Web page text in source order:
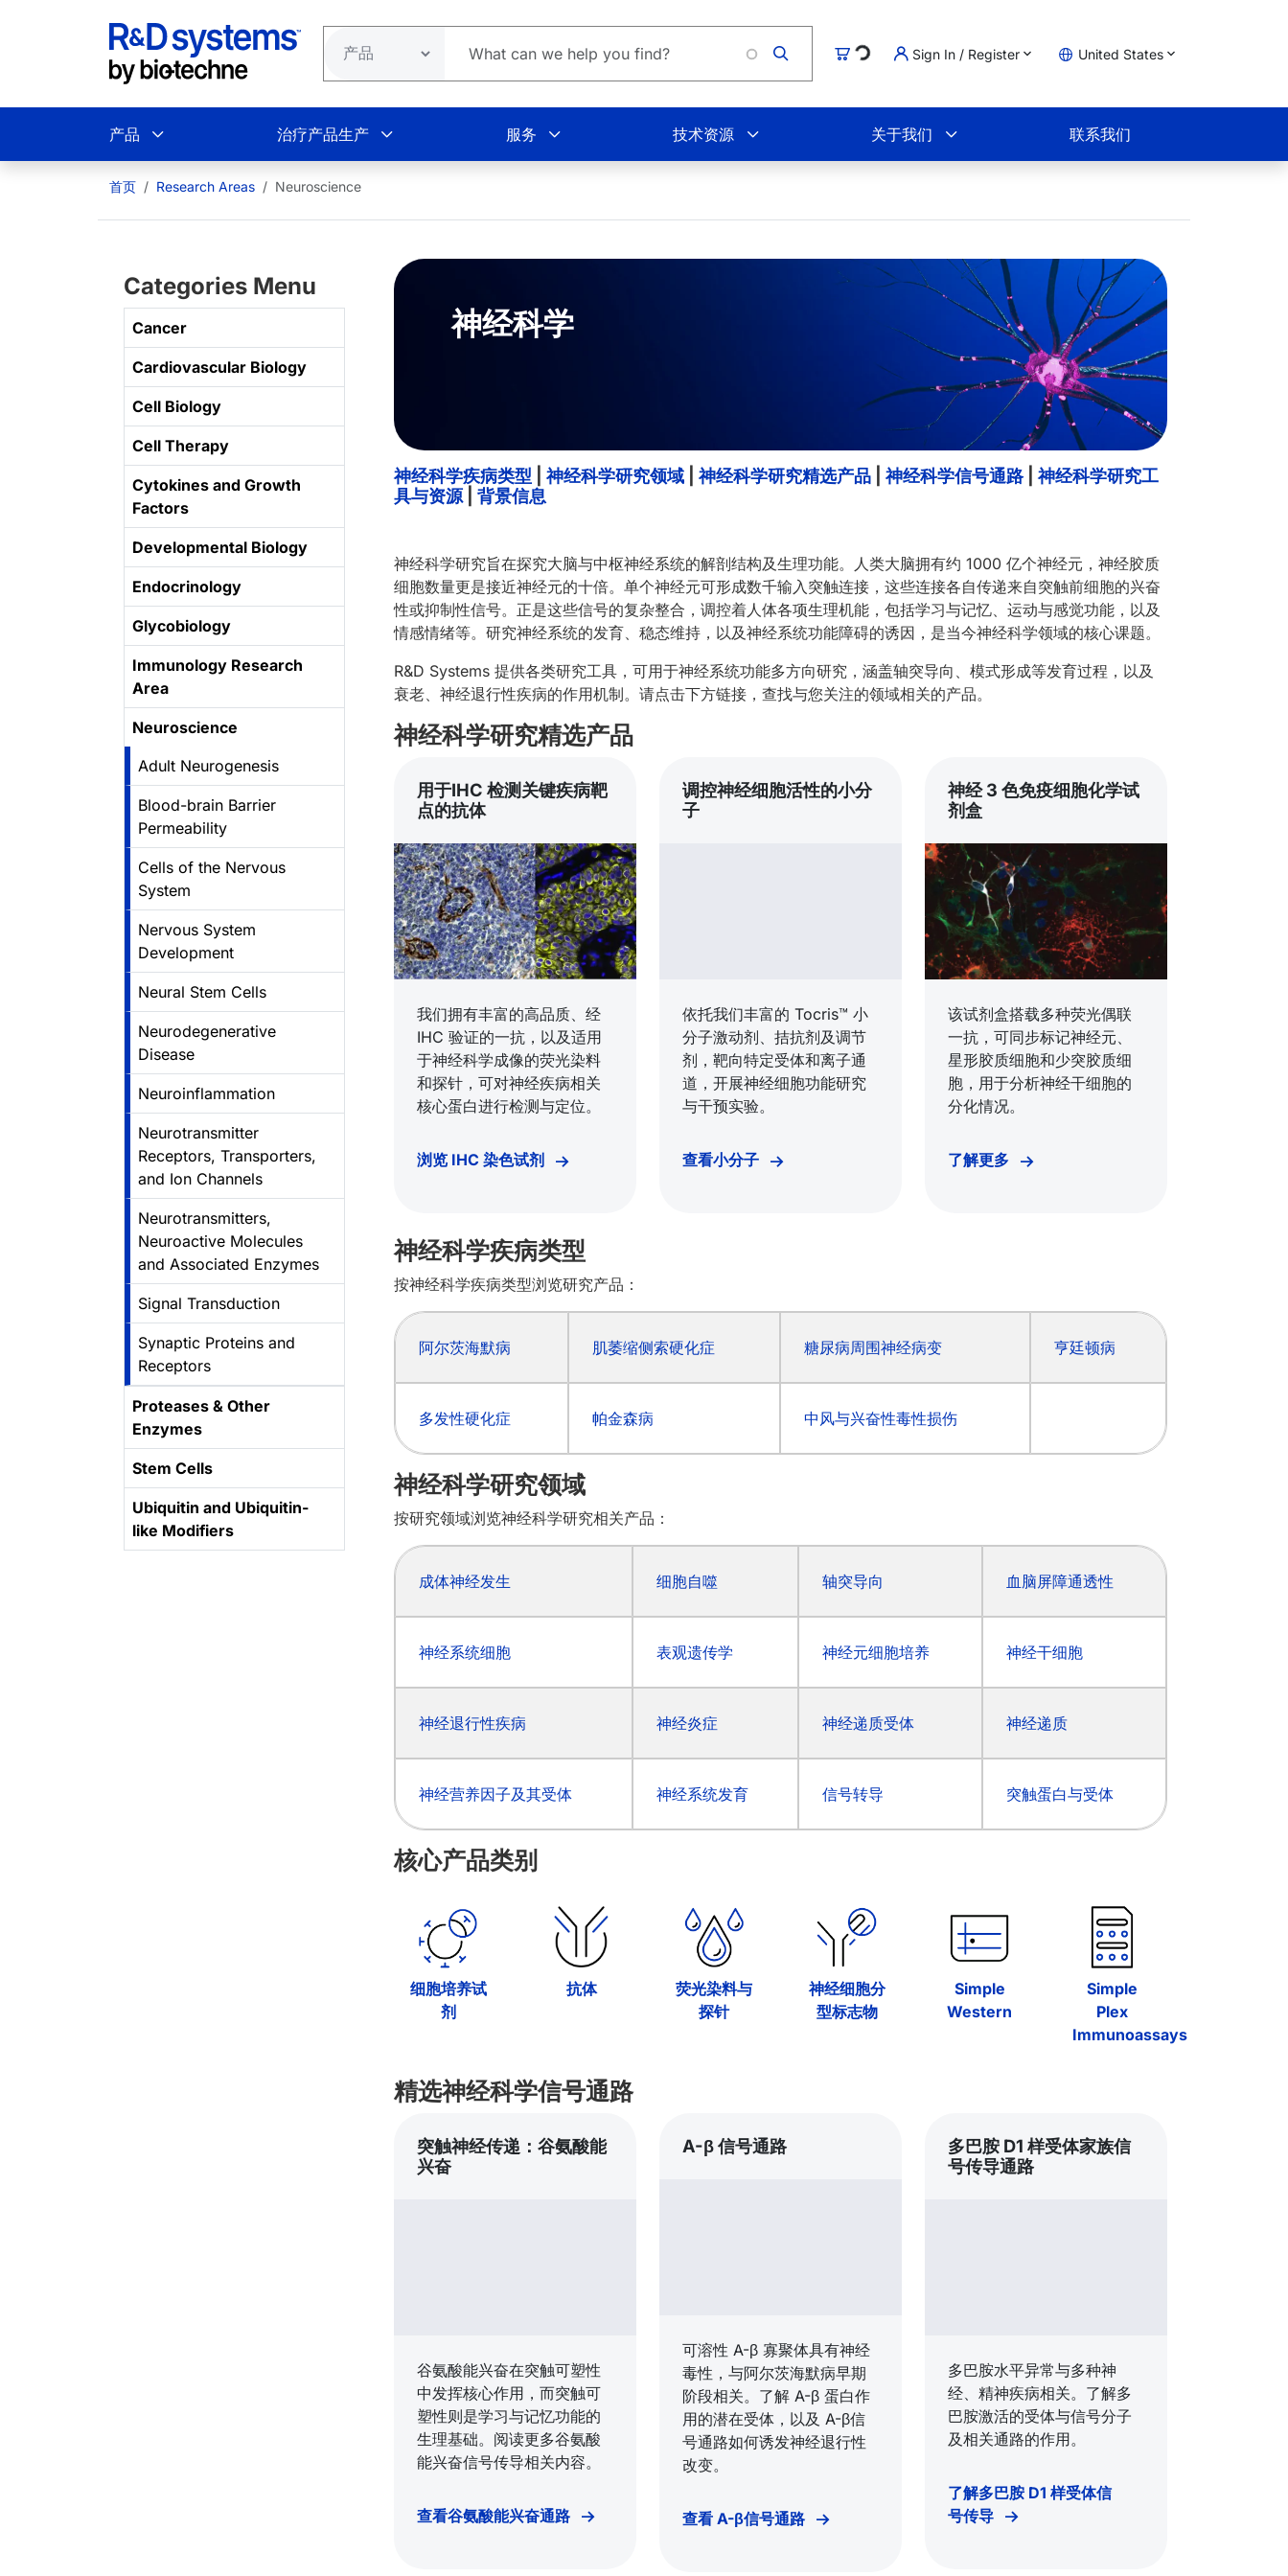
购物车
Loading... Sign In / Register United States
产品 治疗产品生产 服务 技术资源 关于我们 联系我们
首页 Research Areas Neuroscience
Categories Menu
Cancer
Cardiovascular Biology
Cell Biology
Cell Therapy
Cytokines and Growth
Factors
Developmental Biology
Endocrinology
Glycobiology
Immunology Research
Area
Neuroscience
Adult Neurogenesis
Blood-brain Barrier
Permeability
Cells of the Nervous
System
Nervous System
Development
Neural Stem Cells
Neurodegenerative
Disease
Neuroinflammation
Neurotransmitter
Receptors, Transporters,
and Ion Channels
Neurotransmitters,
Neuroactive Molecules
and Associated Enzymes
Signal Transduction
Synaptic Proteins and
Receptors
Proteases & Other
Enzymes
Stem Cells
Ubiquitin and Ubiquitin-
like Modifiers
神经科学
神经科学疾病类型 神经科学研究领域 神经科学研究精选产品 神经科学信号通路| 神经科学研究工
具与资源
背景信息
神经科学研究旨在探究大脑与中枢神经系统的解剖结构及生理功能。人类大脑拥有约 1000 亿个神经元，神经胶质
细胞数量更是接近神经元的十倍。单个神经元可形成数千输入突触连接，这些连接各自传递来自突触前细胞的兴奋
性或抑制性信号。正是这些信号的复杂整合，调控着人体各项生理机能，包括学习与记忆、运动与感觉功能，以及
情感情绪等。研究神经系统的发育、稳态维持，以及神经系统功能障碍的诱因，是当今神经科学领域的核心课题。
R&D Systems 提供各类研究工具，可用于神经系统功能多方向研究，涵盖轴突导向、模式形成等发育过程，以及
衰老、神经退行性疾病的作用机制。请点击下方链接，查找与您关注的领域相关的产品。
神经科学研究精选产品
用于IHC 检测关键疾病靶
点的抗体
我们拥有丰富的高品质、经
IHC 验证的一抗，以及适用
于神经科学成像的荧光染料
和探针，可对神经疾病相关
核心蛋白进行检测与定位。
浏览 IHC 染色试剂
调控神经细胞活性的小分
子
依托我们丰富的 Tocris™ 小
分子激动剂、拮抗剂及调节
剂，靶向特定受体和离子通
道，开展神经细胞功能研究
与干预实验。
查看小分子
神经 3 色免疫细胞化学试
剂盒
该试剂盒搭载多种荧光偶联
一抗，可同步标记神经元、
星形胶质细胞和少突胶质细
胞，用于分析神经干细胞的
分化情况。
了解更多
神经科学疾病类型
按神经科学疾病类型浏览研究产品：
阿尔茨海默病 肌萎缩侧索硬化症 糖尿病周围神经病变 亨廷顿病
多发性硬化症 帕金森病 中风与兴奋性毒性损伤
神经科学研究领域
按研究领域浏览神经科学研究相关产品：
成体神经发生 细胞自噬 轴突导向 血脑屏障通透性
神经系统细胞 表观遗传学 神经元细胞培养 神经干细胞
神经退行性疾病 神经炎症 神经递质受体 神经递质
神经营养因子及其受体 神经系统发育 信号转导 突触蛋白与受体
核心产品类别
细胞培养试
剂
抗体
荧光染料与
探针
神经细胞分
型标志物
Simple
Western
Simple
Plex
Immunoassays
精选神经科学信号通路
突触神经传递：谷氨酸能
兴奋
谷氨酸能兴奋在突触可塑性
中发挥核心作用，而突触可
塑性则是学习与记忆功能的
生理基础。阅读更多谷氨酸
能兴奋信号传导相关内容。
查看谷氨酸能兴奋通路
A-β 信号通路
可溶性 A-β 寡聚体具有神经
毒性，与阿尔茨海默病早期
阶段相关。了解 A-β 蛋白作
用的潜在受体，以及 A-β信
号通路如何诱发神经退行性
改变。
查看 A-β信号通路
多巴胺 D1 样受体家族信
号传导通路
多巴胺水平异常与多种神
经、精神疾病相关。了解多
巴胺激活的受体与信号分子
及相关通路的作用。
了解多巴胺 D1 样受体信
号传导